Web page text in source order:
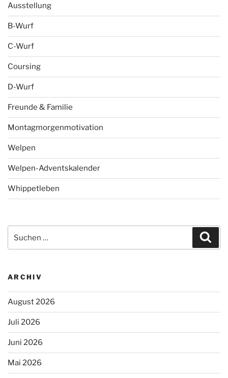
Ausstellung
B-Wurf
C-Wurf
Coursing
D-Wurf
Freunde & Familie
Montagmorgenmotivation
Welpen
Welpen-Adventskalender
Whippetleben
nach:
ARCHIV
August 2026
Juli 2026
Juni 2026
Mai 2026